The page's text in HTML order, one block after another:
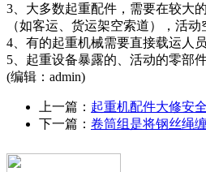
3、大多数起重配件，需要在较大
（如客运、货运架空索道），活动
4、有的起重机械需要直接载运人
5、起重设备暴露的、活动的零部
(编辑：admin)
上一篇： 起重机配件大修安
下一篇： 卷筒组是将钢丝绳